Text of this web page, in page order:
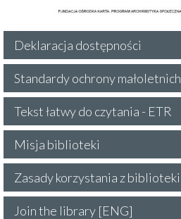
Deklaracja dostępności
Standardy ochrony małoletnich
Tekst łatwy do czytania - ETR
Misja biblioteki
Zasady korzystania z biblioteki
Join the library [ENG]